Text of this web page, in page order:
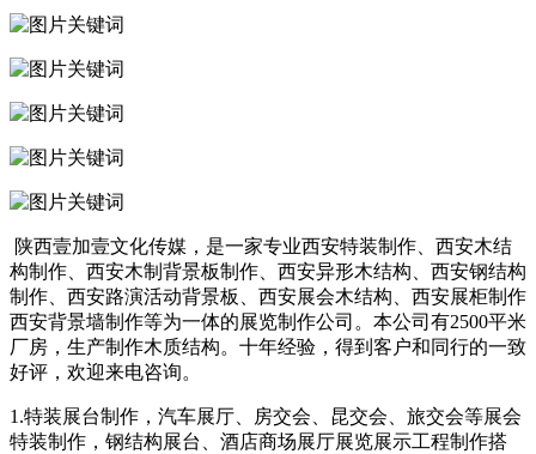
陕西壹加壹文化传媒，是一家专业西安特装制作、西安木结
构制作、西安木制背景板制作、西安异形木结构、西安钢结构
制作、西安路演活动背景板、西安展会木结构、西安展柜制作
西安背景墙制作等为一体的展览制作公司。本公司有2500平米
厂房，生产制作木质结构。十年经验，得到客户和同行的一致
好评，欢迎来电咨询。
1.特装展台制作，汽车展厅、房交会、昆交会、旅交会等展会
特装制作，钢结构展台、酒店商场展厅展览展示工程制作搭